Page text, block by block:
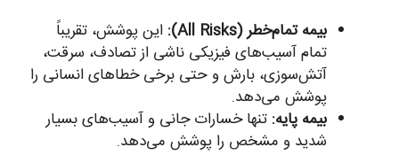
بیمه تمام‌خطر (All Risks):
این پوشش، تقریباً
تمام آسیب‌های فیزیکی ناشی از تصادف، سرقت،
آتش‌سوزی، بارش و حتی برخی خطاهای انسانی را
پوشش می‌دهد.
بیمه پایه: تنها خسارات جانی و آسیب‌های بسیار
شدید و مشخص را پوشش می‌دهد.